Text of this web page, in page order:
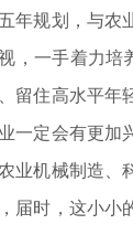
年规划，与农
，一手着力培
留住高水平年
一定会有更加
业机械制造、
届时，这小小